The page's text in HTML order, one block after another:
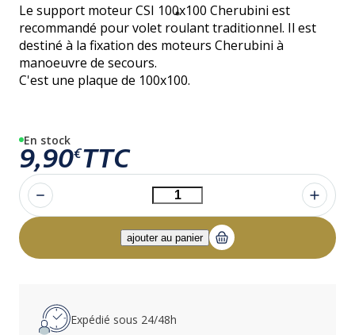
Le support moteur CSI 100x100 Cherubini est
recommandé pour volet roulant traditionnel. Il est
destiné à la fixation des moteurs Cherubini à
manoeuvre de secours.
C'est une plaque de 100x100.
En stock
9,90€TTC
Expédié sous 24/48h